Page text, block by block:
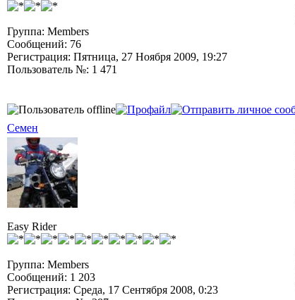
Группа: Members
Сообщений: 76
Регистрация: Пятница, 27 Ноября 2009, 19:27
Пользователь №: 1 471
Семен
Easy Rider
Группа: Members
Сообщений: 1 203
Регистрация: Среда, 17 Сентября 2008, 0:23